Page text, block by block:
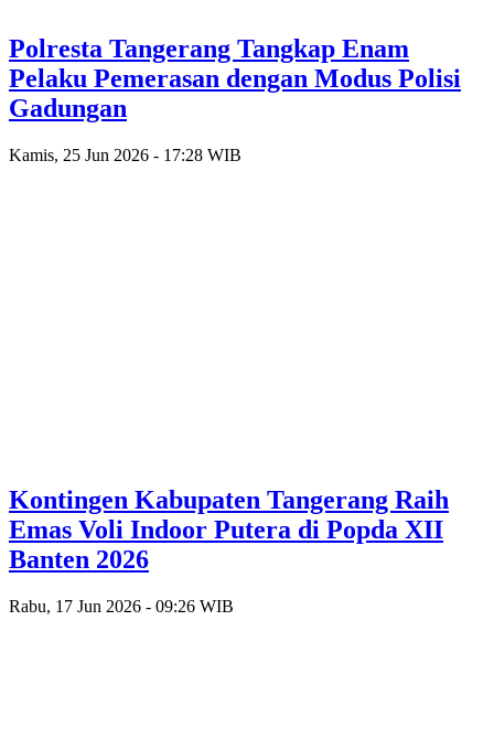
Polresta Tangerang Tangkap Enam
Pelaku Pemerasan dengan Modus Polisi
Gadungan
Kamis, 25 Jun 2026 - 17:28 WIB
Kontingen Kabupaten Tangerang Raih
Emas Voli Indoor Putera di Popda XII
Banten 2026
Rabu, 17 Jun 2026 - 09:26 WIB